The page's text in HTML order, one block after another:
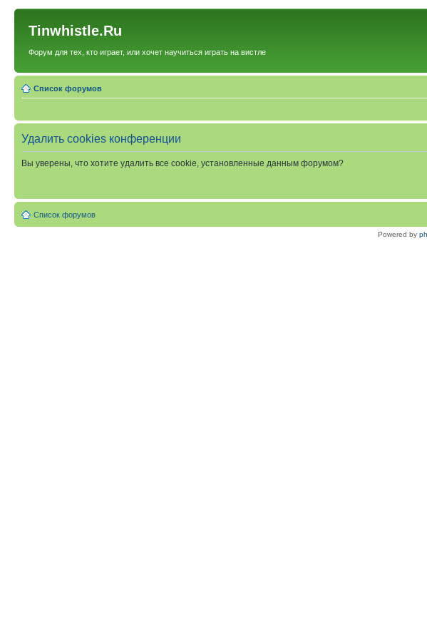
Tinwhistle.Ru
Форум для тех, кто играет, или хочет научиться играть на вистле
Список форумов
Удалить cookies конференции
Вы уверены, что хотите удалить все cookie, установленные данным форумом?
Список форумов
Powered by